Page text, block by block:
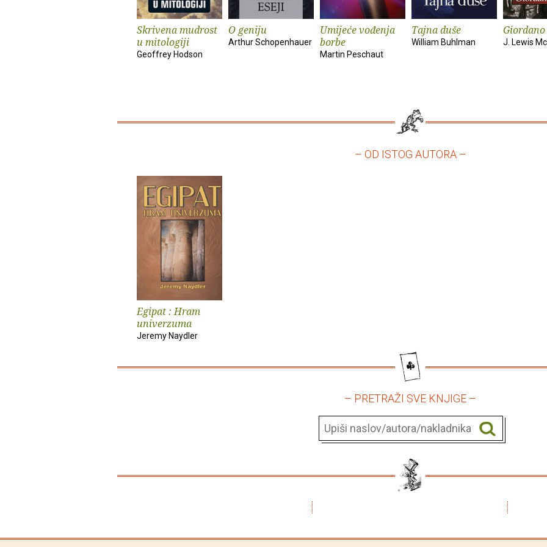
Skrivena mudrost
u mitologiji
Geoffrey Hodson
O geniju
Arthur Schopenhauer
Umijeće vođenja
borbe
Martin Peschaut
Tajna duše
William Buhlman J. Lewis
– OD ISTOG AUTORA –
Egipat : Hram
univerzuma
Jeremy Naydler
– PRETRAŽI SVE KNJIGE –